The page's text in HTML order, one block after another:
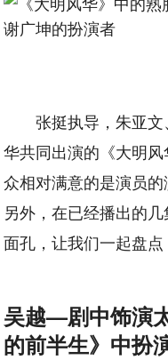
张挺执导，朱亚
华共同出演的《大明
众相对满意的是演员的
另外，在已经播出的
面孔，让我们一起盘点
吴越—剧中饰演
的前半生》中扮